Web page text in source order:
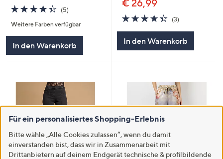
4.4
von
5
(5)
Weitere Farben verfügbar
In den Warenkorb
€ 26,99
4.3
von
(3)
In den Warenkorb
Für ein personalisiertes Shopping-Erlebnis
Bitte wähle „Alle Cookies zulassen“, wenn du damit
einverstanden bist, dass wir in Zusammenarbeit mit
Drittanbietern auf deinem Endgerät technische & profilbildende